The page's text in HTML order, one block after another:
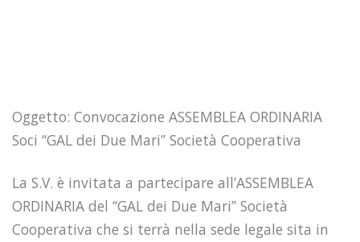
Oggetto: Convocazione ASSEMBLEA ORDINARIA
Soci “GAL dei Due Mari” Società Cooperativa
La S.V. è invitata a partecipare all’ASSEMBLEA
ORDINARIA del “GAL dei Due Mari” Società
Cooperativa che si terrà nella sede legale sita in